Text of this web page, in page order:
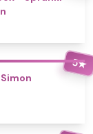
5★